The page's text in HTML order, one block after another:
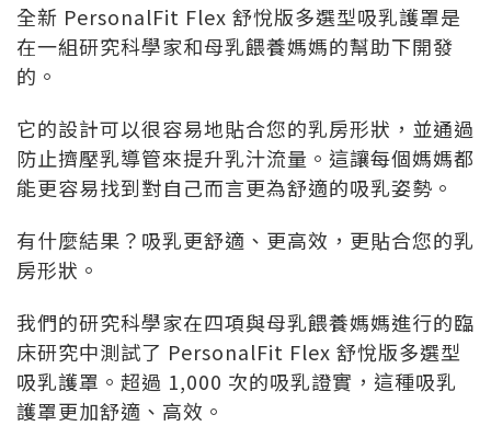
全新 PersonalFit Flex 舒悅版多選型吸乳護罩是
在一組研究科學家和母乳餵養媽媽的幫助下開發
的。
它的設計可以很容易地貼合您的乳房形狀，並通過
防止擠壓乳導管來提升乳汁流量。這讓每個媽媽都
能更容易找到對自己而言更為舒適的吸乳姿勢。
有什麼結果？吸乳更舒適、更高效，更貼合您的乳
房形狀。
我們的研究科學家在四項與母乳餵養媽媽進行的臨
床研究中測試了 PersonalFit Flex 舒悅版多選型
吸乳護罩。超過 1,000 次的吸乳證實，這種吸乳
護罩更加舒適、高效。